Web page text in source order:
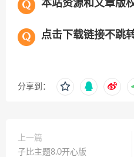
本站资源和文章版
点击下载链接不跳
分享到：
上一篇
子比主题8.0开心版